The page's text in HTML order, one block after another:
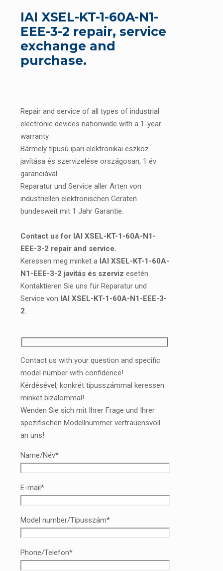
IAI XSEL-KT-1-60A-N1-
EEE-3-2 repair, service
exchange and
purchase.
Repair and service of all types of industrial
electronic devices nationwide with a 1-year
warranty.
Bármely típusú ipari elektronikai eszköz
javítása és szervizelése országosan, 1 év
garanciával.
Reparatur und Service aller Arten von
industriellen elektronischen Geräten
bundesweit mit 1 Jahr Garantie.
Contact us for IAI XSEL-KT-1-60A-N1-
EEE-3-2 repair and service.
Keressen meg minket a IAI XSEL-KT-1-60A-
N1-EEE-3-2 javítás és szerviz esetén.
Kontaktieren Sie uns für Reparatur und
Service von IAI XSEL-KT-1-60A-N1-EEE-3-
2.
Contact us with your question and specific
model number with confidence!
Kérdésével, konkrét típusszámmal keressen
minket bizalommal!
Wenden Sie sich mit Ihrer Frage und Ihrer
spezifischen Modellnummer vertrauensvoll
an uns!
Name/Név*
E-mail*
Model number/Típusszám*
Phone/Telefon*